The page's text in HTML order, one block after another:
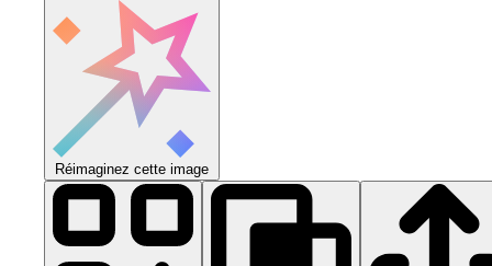
Réimaginez cette image